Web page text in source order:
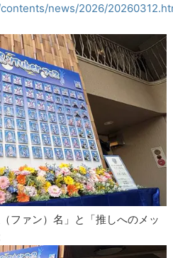
news/2026/
ファン）名」と「推しへのメッ